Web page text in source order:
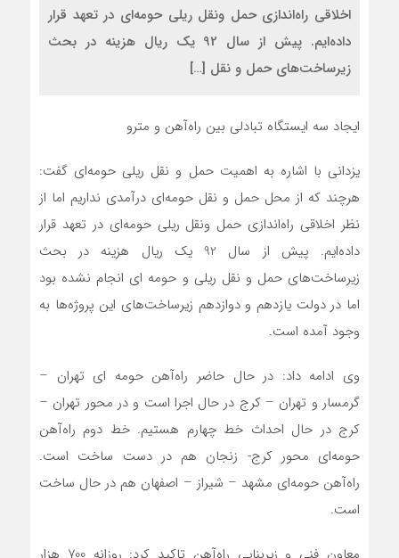
اخلاقی راه‌اندازی حمل ونقل ریلی حومه‌ای در تعهد قرار
داده‌ایم. پیش از سال 92 یک ریال هزینه در بحث
زیرساخت‌های حمل و نقل […]
ایجاد سه ایستگاه تبادلی بین راه‌آهن و مترو
یزدانی با اشاره به اهمیت حمل و نقل ریلی حومه‌ای گفت:
هرچند که از محل حمل و نقل حومه‌ای درآمدی نداریم اما از
نظر اخلاقی راه‌اندازی حمل ونقل ریلی حومه‌ای در تعهد قرار
داده‌ایم. پیش از سال 92 یک ریال هزینه در بحث
زیرساخت‌های حمل و نقل ریلی و حومه ای انجام نشده بود
اما در دولت یازدهم و دوازدهم زیرساخت‌های این پروژه‌ها به
وجود آمده است.
وی ادامه داد: در حال حاضر راه‌آهن حومه ای تهران –
گرمسار و تهران – کرج در حال اجرا است و در محور تهران –
کرج در حال احداث خط چهارم هستیم. خط دوم راه‌آهن
حومه‌ای محور کرج- زنجان هم در دست ساخت است.
راه‌آهن حومه‌ای مشهد – شیراز – اصفهان هم در حال ساخت
است.